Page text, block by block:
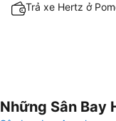
Trả xe Hertz ở
Những Sân Bay